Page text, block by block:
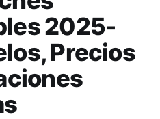
2025-
Precios